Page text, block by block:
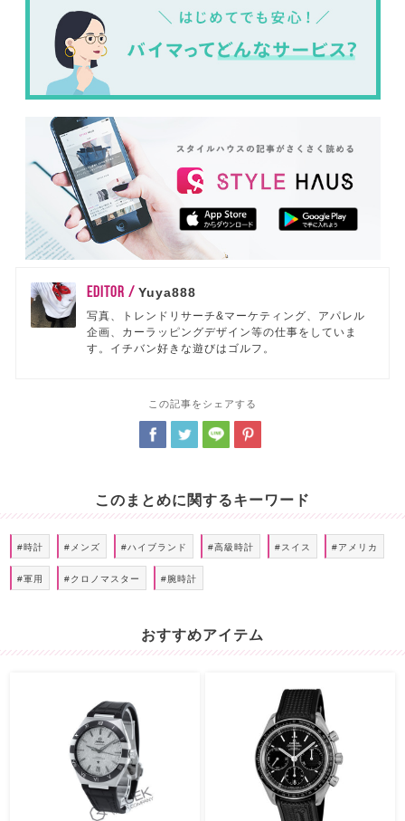
EDITOR /Yuya888
写真、トレンドリサーチ&マーケティング、アパレル
企画、カーラッピングデザイン等の仕事をしていま
す。イチバン好きな遊びはゴルフ。
この記事をシェアする
このまとめに関するキーワード
#時計 #メンズ #ハイブランド #高級時計 #スイス #アメリカ
#軍用 #クロノマスター #腕時計
おすすめアイテム